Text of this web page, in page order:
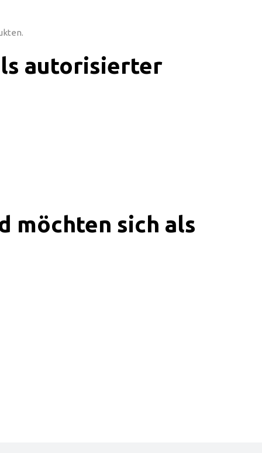
autorisierter
möchten sich als